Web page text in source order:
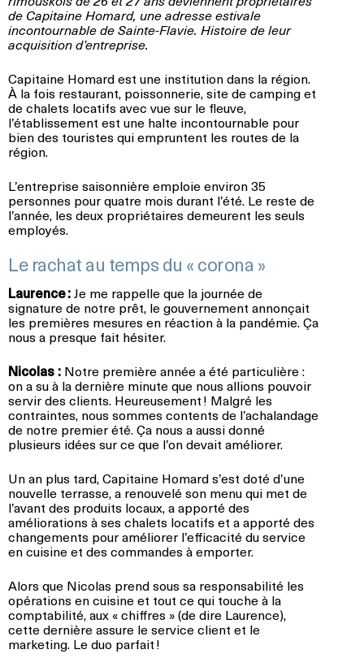
de Capitaine Homard, une adresse estivale
incontournable de Sainte-Flavie. Histoire de leur
acquisition d’entreprise.
Capitaine Homard est une institution dans la région.
À la fois restaurant, poissonnerie, site de camping et
de chalets locatifs avec vue sur le fleuve,
l’établissement est une halte incontournable pour
bien des touristes qui empruntent les routes de la
région.
L’entreprise saisonnière emploie environ 35
personnes pour quatre mois durant l’été. Le reste de
l’année, les deux propriétaires demeurent les seuls
employés.
Le rachat au temps du « corona »
Laurence :Je me rappelle que la journée de
signature de notre prêt, le gouvernement annonçait
les premières mesures en réaction à la pandémie. Ça
nous a presque fait hésiter.
Nicolas : Notre première année a été particulière :
on a su à la dernière minute que nous allions pouvoir
servir des clients. Heureusement ! Malgré les
contraintes, nous sommes contents de l’achalandage
de notre premier été. Ça nous a aussi donné
plusieurs idées sur ce que l’on devait améliorer.
Un an plus tard, Capitaine Homard s’est doté d’une
nouvelle terrasse, a renouvelé son menu qui met de
l’avant des produits locaux, a apporté des
améliorations à ses chalets locatifs et a apporté des
changements pour améliorer l’efficacité du service
en cuisine et des commandes à emporter.
Alors que Nicolas prend sous sa responsabilité les
opérations en cuisine et tout ce qui touche à la
comptabilité, aux « chiffres » (de dire Laurence),
cette dernière assure le service client et le
marketing. Le duo parfait !